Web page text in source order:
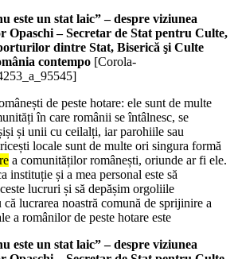
este un stat laic” – despre viziunea
Opaschi – Secretar de Stat pentru Culte,
dintre Stat, Biserică şi Culte
contempo [Corola-
de peste hotare: ele sunt de multe
în care românii se întâlnesc, se
și unii cu ceilalți, iar parohiile sau
locale sunt de multe ori singura formă
a comunităților românești, oriunde ar fi ele.
instituție și a mea personal este să
lucruri și să depășim orgoliile
că lucrarea noastră comună de sprijinire a
a românilor de peste hotare este
este un stat laic” – despre viziunea